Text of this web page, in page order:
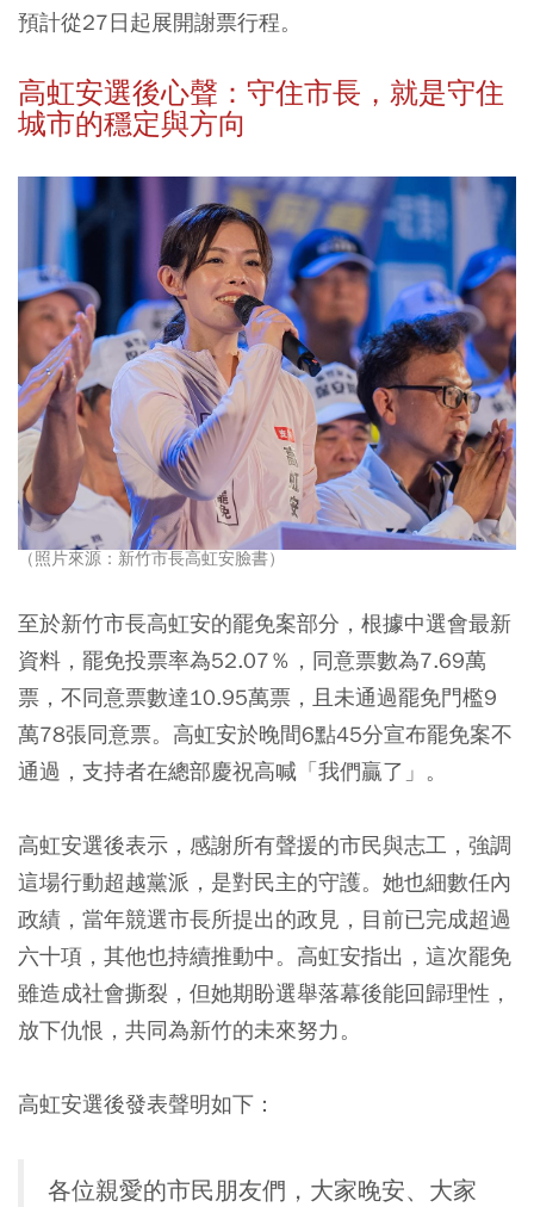
預計從27日起展開謝票行程。
高虹安選後心聲：守住市長，就是守住
城市的穩定與方向
（照片來源：新竹市長高虹安臉書）
至於新竹市長高虹安的罷免案部分，根據中選會最新
資料，罷免投票率為52.07％，同意票數為7.69萬
票，不同意票數達10.95萬票，且未通過罷免門檻9
萬78張同意票。高虹安於晚間6點45分宣布罷免案不
通過，支持者在總部慶祝高喊「我們贏了」。
高虹安選後表示，感謝所有聲援的市民與志工，強調
這場行動超越黨派，是對民主的守護。她也細數任內
政績，當年競選市長所提出的政見，目前已完成超過
六十項，其他也持續推動中。高虹安指出，這次罷免
雖造成社會撕裂，但她期盼選舉落幕後能回歸理性，
放下仇恨，共同為新竹的未來努力。
高虹安選後發表聲明如下：
各位親愛的市民朋友們，大家晚安、大家